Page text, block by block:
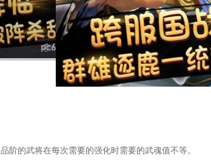
阶的武将在每次需要的强化时需要的武魂值不等。